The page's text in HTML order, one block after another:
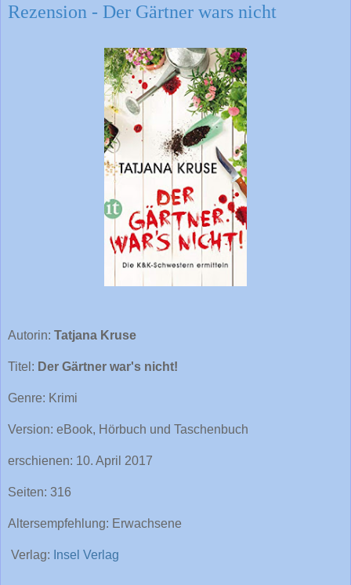
Rezension - Der Gärtner wars nicht
Autorin: Tatjana Kruse
Titel: Der Gärtner war's nicht!
Genre: Krimi
Version: eBook, Hörbuch und Taschenbuch
erschienen: 10. April 2017
Seiten: 316
Altersempfehlung: Erwachsene
Verlag: Insel Verlag